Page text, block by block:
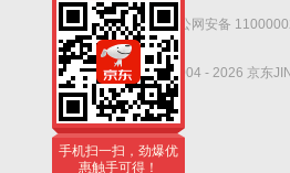
京公网安备
Copyright © 2004 - 2026 京东
手机扫一扫，劲爆优
惠触手可得！
手机扫一扫，劲爆优
惠触手可得！